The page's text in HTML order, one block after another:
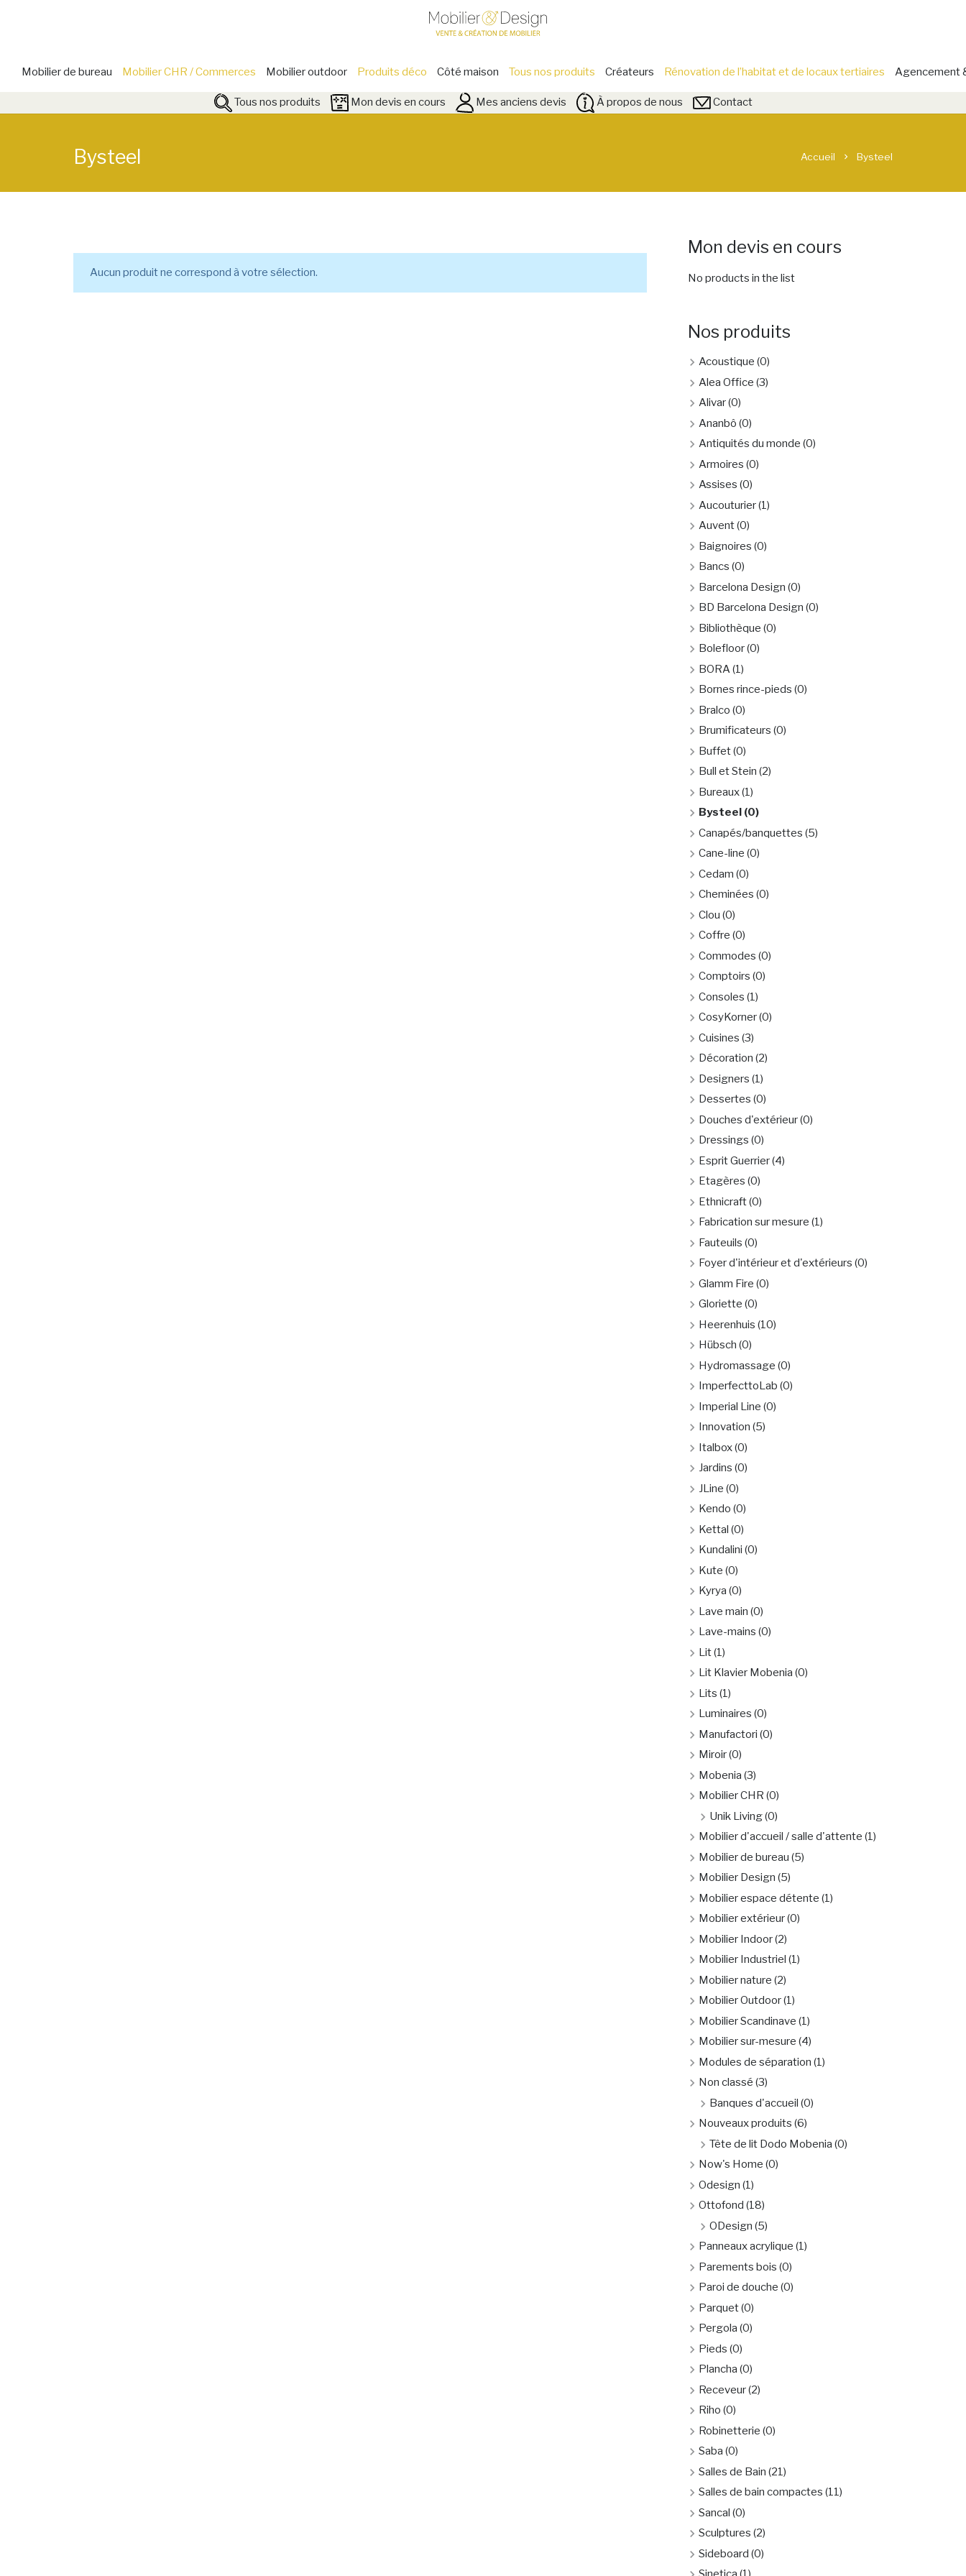
Mobilier de bureau Mobilier CHR / Commerces Mobilier outdoor Produits déco Côté maison Tous nos produits Créateurs Rénovation de l’habitat et de locaux tertiaires Agencement
Tous nos produits Mon devis en cours Mes anciens devis À propos de nous Contact
Bysteel Accueil chevron_right Bysteel
Aucun produit ne correspond à votre sélection.
Mon devis en cours
No products in the list
Nos produits
Acoustique (0)
Alea Office (3)
Alivar(0)
Ananbô (0)
Antiquités du monde (0)
Armoires (0)
Assises (0)
Aucouturier(1)
Auvent(0)
Baignoires (0)
Bancs (0)
Barcelona Design (0)
BD Barcelona Design (0)
Bibliothèque (0)
Bolefloor(0)
BORA (1)
Bornes rince-pieds (0)
Bralco (0)
Brumificateurs (0)
Buffet(0)
Bull et Stein (2)
Bureaux(1)
Bysteel (0)
Canapés/banquettes (5)
Cane-line (0)
Cedam (0)
Cheminées (0)
Clou (0)
Coffre (0)
Commodes (0)
Comptoirs (0)
Consoles (1)
CosyKorner(0)
Cuisines (3)
Décoration (2)
Designers (1)
Dessertes (0)
Douches d'extérieur(0)
Dressings (0)
Esprit Guerrier(4)
Etagères (0)
Ethnicraft(0)
Fabrication sur mesure (1)
Fauteuils (0)
Foyer d'intérieur et d'extérieurs (0)
Glamm Fire (0)
Gloriette (0)
Heerenhuis (10)
Hübsch (0)
Hydromassage (0)
ImperfecttoLab (0)
Imperial Line (0)
Innovation (5)
Italbox(0)
Jardins (0)
JLine (0)
Kendo (0)
Kettal (0)
Kundalini (0)
Kute (0)
Kyrya (0)
Lave main (0)
Lave-mains (0)
Lit(1)
Lit Klavier Mobenia (0)
Lits (1)
Luminaires (0)
Manufactori (0)
Miroir(0)
Mobenia (3)
Mobilier CHR (0)
Unik Living(0)
Mobilier d'accueil / salle d'attente (1)
Mobilier de bureau (5)
Mobilier Design (5)
Mobilier espace détente (1)
Mobilier extérieur(0)
Mobilier Indoor(2)
Mobilier Industriel (1)
Mobilier nature (2)
Mobilier Outdoor(1)
Mobilier Scandinave (1)
Mobilier sur-mesure (4)
Modules de séparation (1)
Non classé (3)
Banques d'accueil (0)
Nouveaux produits (6)
Tête de lit Dodo Mobenia (0)
Now's Home (0)
Odesign (1)
Ottofond (18)
ODesign (5)
Panneaux acrylique (1)
Parements bois (0)
Paroi de douche (0)
Parquet(0)
Pergola (0)
Pieds (0)
Plancha (0)
Receveur(2)
Riho (0)
Robinetterie (0)
Saba (0)
Salles de Bain (21)
Salles de bain compactes (11)
Sancal (0)
Sculptures (2)
Sideboard (0)